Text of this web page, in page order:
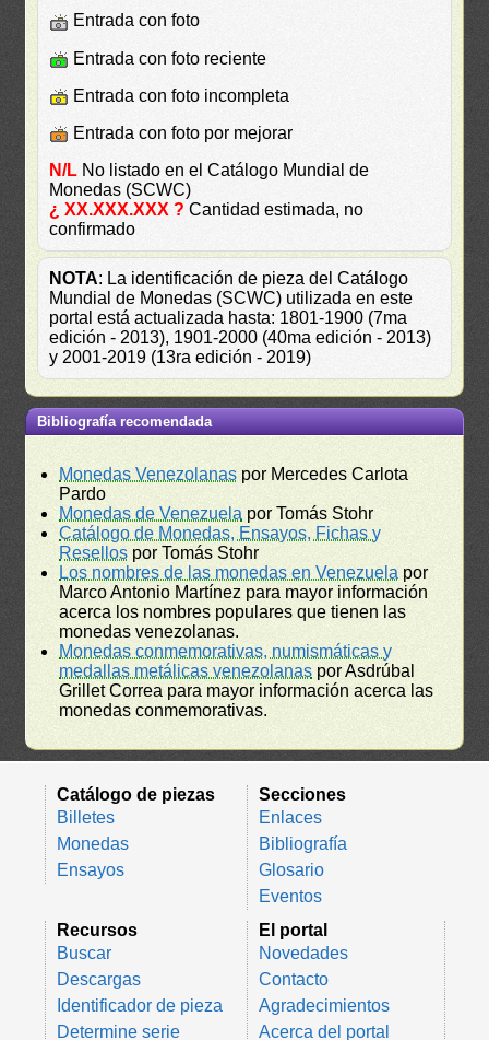
Entrada con foto
Entrada con foto reciente
Entrada con foto incompleta
Entrada con foto por mejorar
N/L No listado en el Catálogo Mundial de
Monedas (SCWC)
¿ XX.XXX.XXX ? Cantidad estimada, no
confirmado
NOTA: La identificación de pieza del Catálogo
Mundial de Monedas (SCWC) utilizada en este
portal está actualizada hasta: 1801-1900 (7ma
edición - 2013), 1901-2000 (40ma edición - 2013)
y 2001-2019 (13ra edición - 2019)
Bibliografía recomendada
Monedas Venezolanas por Mercedes Carlota
Pardo
Monedas de Venezuela por Tomás Stohr
Catálogo de Monedas, Ensayos, Fichas y
Resellos por Tomás Stohr
Los nombres de las monedas en Venezuela por
Marco Antonio Martínez para mayor información
acerca los nombres populares que tienen las
monedas venezolanas.
Monedas conmemorativas, numismáticas y
medallas metálicas venezolanas por Asdrúbal
Grillet Correa para mayor información acerca las
monedas conmemorativas.
Catálogo de piezas
Billetes
Monedas
Ensayos
Secciones
Enlaces
Bibliografía
Glosario
Eventos
Recursos
Buscar
Descargas
Identificador de pieza
Determine serie
El portal
Novedades
Contacto
Agradecimientos
Acerca del portal